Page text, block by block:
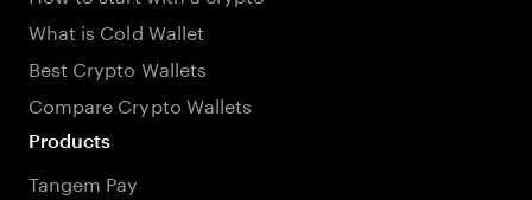
What is Cold Wallet
Best Crypto Wallets
Compare Crypto Wallets
Products
Tangem Pay